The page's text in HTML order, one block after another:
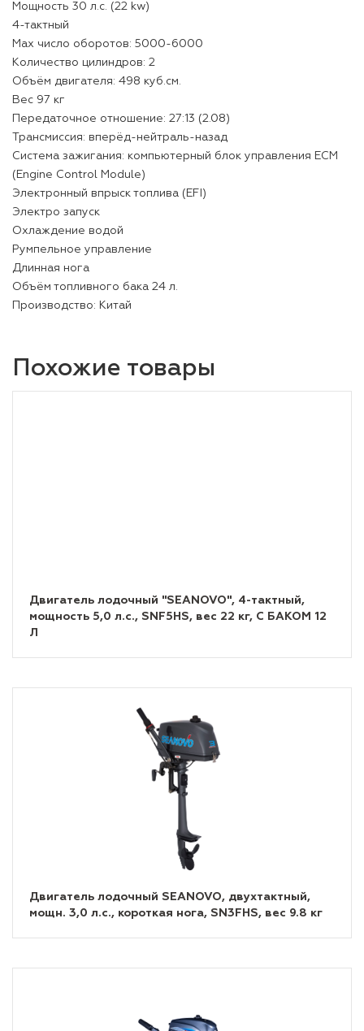
Мощность 30 л.с. (22 kw)
4-тактный
Мах число оборотов: 5000-6000
Количество цилиндров: 2
Объём двигателя: 498 куб.см.
Вес 97 кг
Передаточное отношение: 27:13 (2.08)
Трансмиссия: вперёд-нейтраль-назад
Система зажигания: компьютерный блок управления ECM
(Engine Control Module)
Электронный впрыск топлива (EFI)
Электро запуск
Охлаждение водой
Румпельное управление
Длинная нога
Объём топливного бака 24 л.
Производство: Китай
Похожие товары
Двигатель лодочный "SEANOVO", 4-тактный,
мощность 5,0 л.с., SNF5HS, вес 22 кг, С БАКОМ 12
Л
Двигатель лодочный SEANOVO, двухтактный,
мощн. 3,0 л.с., короткая нога, SN3FHS, вес 9.8 кг